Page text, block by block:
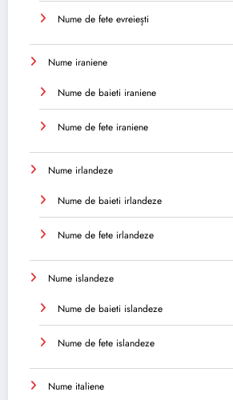
Nume de fete evreiești
Nume iraniene
Nume de baieti iraniene
Nume de fete iraniene
Nume irlandeze
Nume de baieti irlandeze
Nume de fete irlandeze
Nume islandeze
Nume de baieti islandeze
Nume de fete islandeze
Nume italiene